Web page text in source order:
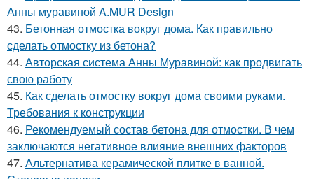
Анны муравиной A.MUR Design
43. Бетонная отмостка вокруг дома. Как правильно
сделать отмостку из бетона?
44. Авторская система Анны Муравиной: как продвигать
свою работу
45. Как сделать отмостку вокруг дома своими руками.
Требования к конструкции
46. Рекомендуемый состав бетона для отмостки. В чем
заключаются негативное влияние внешних факторов
47. Альтернатива керамической плитке в ванной.